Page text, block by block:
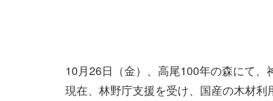
10月26日（金）、高尾100年の森にて
現在、林野庁支援を受け、国産の木材